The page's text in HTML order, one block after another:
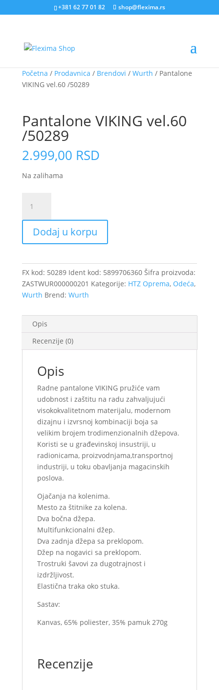
+381 62 77 01 82 shop@flexima.rs
Početna / Prodavnica / Brendovi / Wurth / Pantalone
VIKING vel.60 /50289
Pantalone VIKING vel.60
/50289
2.999,00 RSD
Na zalihama
VIKING
vel.60
/50289
količina
Dodaj u korpu
FX kod: 50289 Ident kod: 5899706360 Šifra proizvoda:
ZASTWUR000000201 Kategorije: HTZ Oprema, Odeća,
Wurth Brend: Wurth
Opis
Recenzije (0)
Opis
Radne pantalone VIKING pružiće vam
udobnost i zaštitu na radu zahvaljujući
visokokvalitetnom materijalu, modernom
dizajnu i izvrsnoj kombinaciji boja sa
velikim brojem trodimenzionalnih džepova.
Koristi se u građevinskoj insustriji, u
radionicama, proizvodnjama,transportnoj
industriji, u toku obavljanja magacinskih
poslova.
Ojačanja na kolenima.
Mesto za štitnike za kolena.
Dva bočna džepa.
Multifunkcionalni džep.
Dva zadnja džepa sa preklopom.
Džep na nogavici sa preklopom.
Trostruki šavovi za dugotrajnost i
izdržljivost.
Elastična traka oko stuka.
Sastav:
Kanvas, 65% poliester, 35% pamuk 270g
Recenzije